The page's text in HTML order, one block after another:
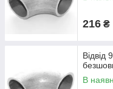
216 ₴
Відвід
В